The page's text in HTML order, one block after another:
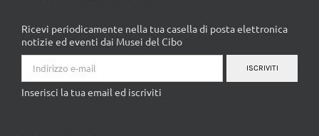
Ricevi periodicamente nella tua casella di posta elettronica
notizie ed eventi dai Musei del Cibo
ISCRIVITI
Inserisci la tua email ed iscriviti